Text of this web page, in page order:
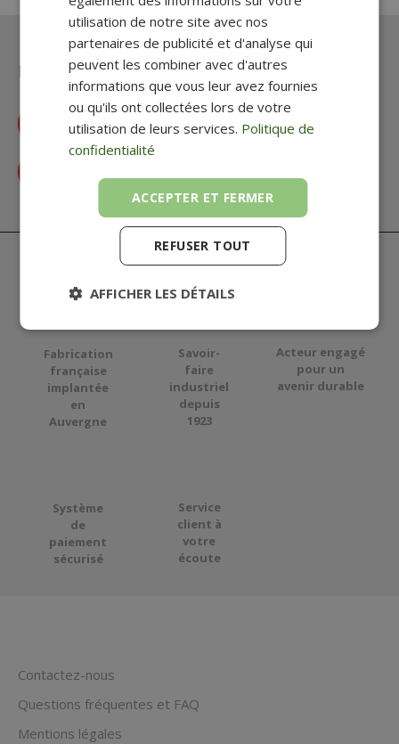
Une question ? Un besoin ?
Accéder à la FAQ
Fabrication
française
implantée
en
Auvergne
Savoir-
faire
industriel
depuis
1923
Acteur engagé
pour un
avenir durable
Système
de
paiement
sécurisé
Service
client à
votre
écoute
Contactez-nous
Questions fréquentes et FAQ
Mentions légales
utilisation de notre site avec nos
partenaires de publicité et d'analyse qui
peuvent les combiner avec d'autres
informations que vous leur avez fournies
ou qu'ils ont collectées lors de votre
utilisation de leurs services. Politique de
confidentialité
ACCEPTER ET FERMER
REFUSER TOUT
AFFICHER LES DÉTAILS